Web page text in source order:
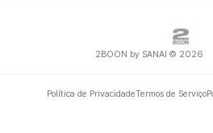
2BOON by SANAI © 2026
Política de PrivacidadeTermos de Serviço